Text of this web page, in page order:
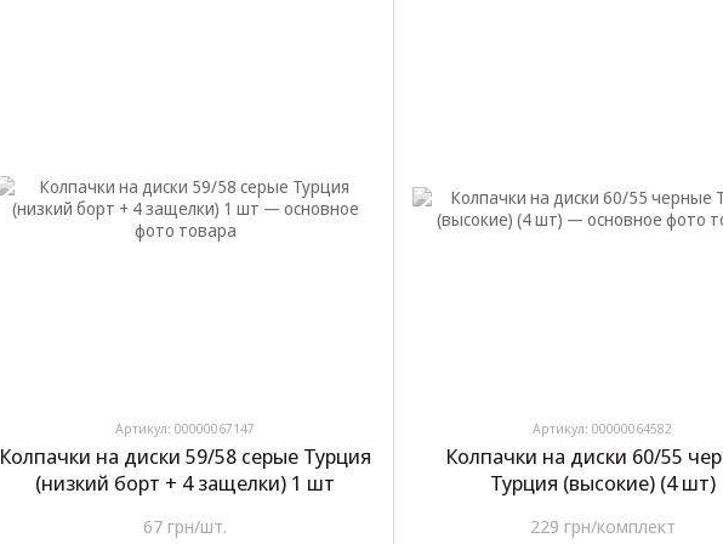
Артикул: 00000067147
Колпачки на диски 59/58 серые Турция
(низкий борт + 4 защелки) 1 шт
67 грн/шт.
Артикул: 00000064582
Колпачки на диски 60/55
Турция (высокие) (4 шт)
229 грн/комплект